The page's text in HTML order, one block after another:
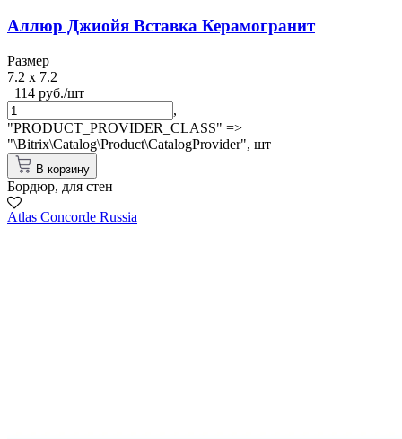
Аллюр Джиойя Вставка Керамогранит
Размер
7.2 x 7.2
114 руб./шт
,
"PRODUCT_PROVIDER_CLASS" =>
"\Bitrix\Catalog\Product\CatalogProvider", шт
В корзину
Бордюр, для стен
Atlas Concorde Russia